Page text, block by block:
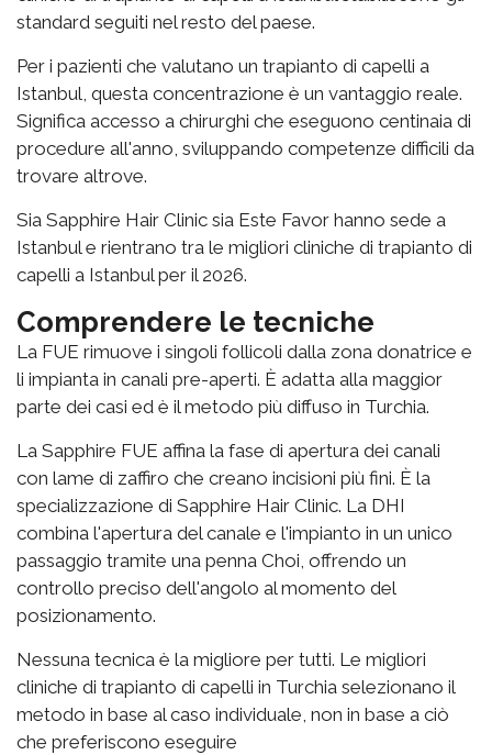
standard seguiti nel resto del paese.
Per i pazienti che valutano un trapianto di capelli a
Istanbul, questa concentrazione è un vantaggio reale.
Significa accesso a chirurghi che eseguono centinaia di
procedure all'anno, sviluppando competenze difficili da
trovare altrove.
Sia Sapphire Hair Clinic sia Este Favor hanno sede a
Istanbul e rientrano tra le migliori cliniche di trapianto di
capelli a Istanbul per il 2026.
Comprendere le tecniche
La FUE rimuove i singoli follicoli dalla zona donatrice e
li impianta in canali pre-aperti. È adatta alla maggior
parte dei casi ed è il metodo più diffuso in Turchia.
La Sapphire FUE affina la fase di apertura dei canali
con lame di zaffiro che creano incisioni più fini. È la
specializzazione di Sapphire Hair Clinic. La DHI
combina l'apertura del canale e l'impianto in un unico
passaggio tramite una penna Choi, offrendo un
controllo preciso dell'angolo al momento del
posizionamento.
Nessuna tecnica è la migliore per tutti. Le migliori
cliniche di trapianto di capelli in Turchia selezionano il
metodo in base al caso individuale, non in base a ciò
che preferiscono eseguire